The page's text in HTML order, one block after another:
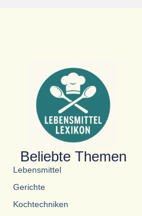
Beliebte Themen
Lebensmittel
Gerichte
Kochtechniken